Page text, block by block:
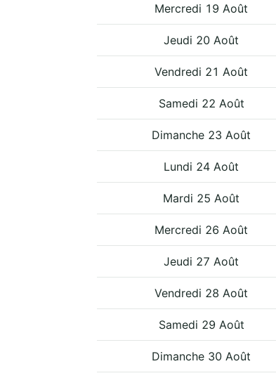
Mercredi 19 Août
Jeudi 20 Août
Vendredi 21 Août
Samedi 22 Août
Dimanche 23 Août
Lundi 24 Août
Mardi 25 Août
Mercredi 26 Août
Jeudi 27 Août
Vendredi 28 Août
Samedi 29 Août
Dimanche 30 Août